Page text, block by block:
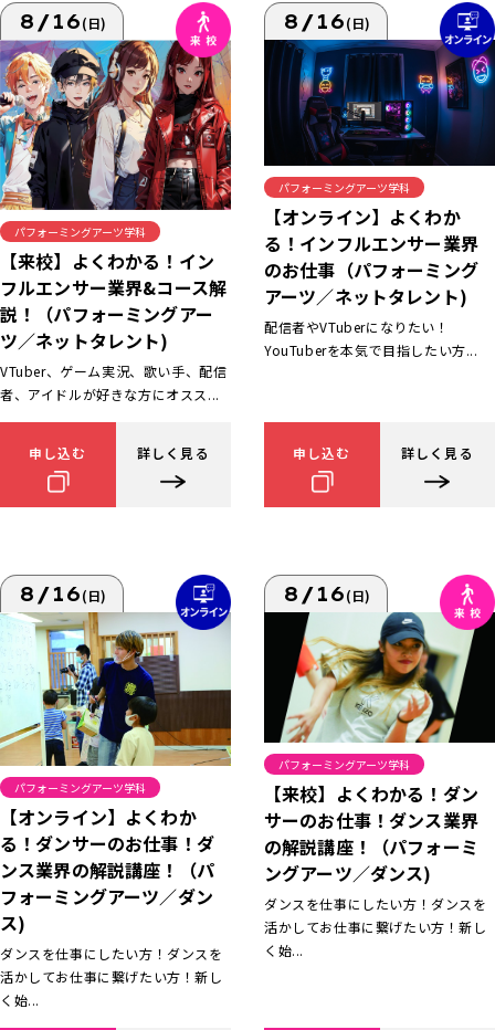
8/16(日)
パフォーミングアーツ学科
【来校】よくわかる！イン
フルエンサー業界&コース解
説！（パフォーミングアー
ツ／ネットタレント)
VTuber、ゲーム実況、歌い手、配信
者、アイドルが好きな方にオスス...
申し込む 詳しく見る
8/16(日)
パフォーミングアーツ学科
【オンライン】よくわか
る！インフルエンサー業界
のお仕事（パフォーミング
アーツ／ネットタレント)
配信者やVTuberになりたい！
YouTuberを本気で目指したい方...
申し込む 詳しく見る
8/16(日)
パフォーミングアーツ学科
【オンライン】よくわか
る！ダンサーのお仕事！ダ
ンス業界の解説講座！（パ
フォーミングアーツ／ダン
ス)
ダンスを仕事にしたい方！ダンスを
活かしてお仕事に繋げたい方！新し
く始...
8/16(日)
パフォーミングアーツ学科
【来校】よくわかる！ダン
サーのお仕事！ダンス業界
の解説講座！（パフォーミ
ングアーツ／ダンス)
ダンスを仕事にしたい方！ダンスを
活かしてお仕事に繋げたい方！新し
く始...